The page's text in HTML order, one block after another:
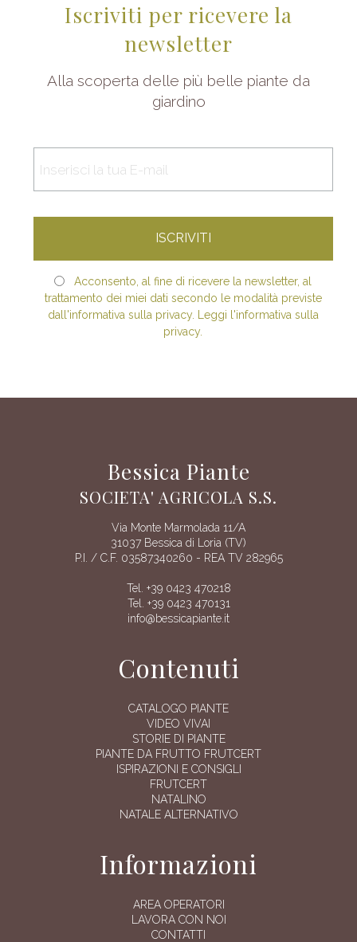
Iscriviti per ricevere la
newsletter
Alla scoperta delle più belle piante da
giardino
Acconsento, al fine di ricevere la newsletter, al
trattamento dei miei dati secondo le modalità previste
dall'informativa sulla privacy. Leggi l'informativa sulla
privacy.
Bessica Piante
SOCIETA' AGRICOLA S.S.
Via Monte Marmolada 11/A
31037 Bessica di Loria (TV)
P.I. / C.F. 03587340260 - REA TV 282965
Tel. +39 0423 470218
Tel. +39 0423 470131
info@bessicapiante.it
Contenuti
CATALOGO PIANTE
VIDEO VIVAI
STORIE DI PIANTE
PIANTE DA FRUTTO FRUTCERT
ISPIRAZIONI E CONSIGLI
FRUTCERT
NATALINO
NATALE ALTERNATIVO
Informazioni
AREA OPERATORI
LAVORA CON NOI
CONTATTI